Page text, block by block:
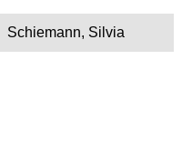
Schiemann, Silvia